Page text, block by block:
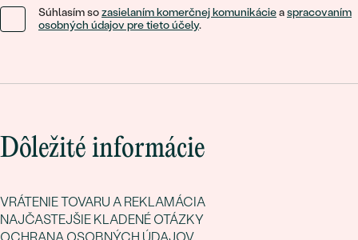
Súhlasím sozasielaním komerčnej komunikácieaspracovaním
osobných údajov pre tieto účely.
Dôležité informácie
VRÁTENIE TOVARU A REKLAMÁCIA
NAJČASTEJŠIE KLADENÉ OTÁZKY
OCHRANA OSOBNÝCH ÚDAJOV